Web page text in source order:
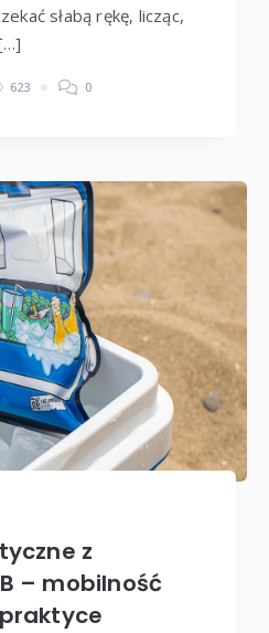
słabą rękę, licząc,
623 0
z
– mobilność